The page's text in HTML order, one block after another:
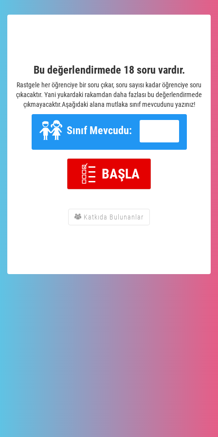
Bu değerlendirmede 18 soru vardır.
Rastgele her öğrenciye bir soru çıkar, soru sayısı kadar öğrenciye soru
çıkacaktır. Yani yukardaki rakamdan daha fazlası bu değerlendirmede
çıkmayacaktır.Aşağıdaki alana mutlaka sınıf mevcudunu yazınız!
Sınıf Mevcudu:
BAŞLA
Katkıda Bulunanlar